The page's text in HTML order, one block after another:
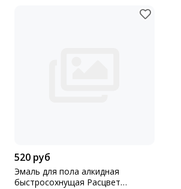
520 руб
Эмаль для пола алкидная
быстросохнущая Расцвет